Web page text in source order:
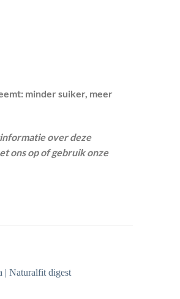
minder suiker, meer
over deze
ons op of gebruik onze